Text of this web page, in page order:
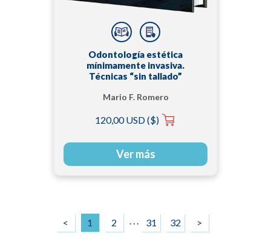
Odontología estética
mínimamente invasiva.
Técnicas “sin tallado”
Mario F. Romero
120,00 USD ($)
Ver más
< 1 2 . . . 31 32 >